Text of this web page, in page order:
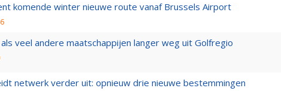
komende winter nieuwe route vanaf Brussels Airport
veel andere maatschappijen langer weg uit Golfregio
netwerk verder uit: opnieuw drie nieuwe bestemmingen